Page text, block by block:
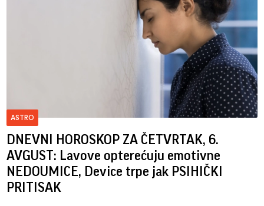
ASTRO
DNEVNI HOROSKOP ZA ČETVRTAK, 6.
AVGUST: Lavove opterećuju emotivne
NEDOUMICE, Device trpe jak PSIHIČKI
PRITISAK